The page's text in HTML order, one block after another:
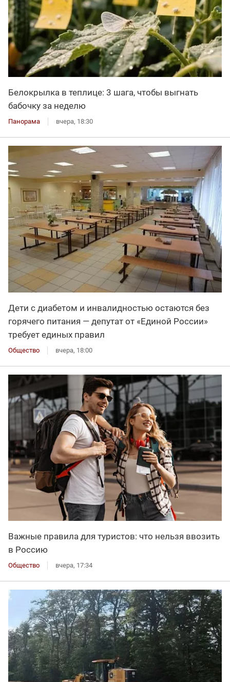
Белокрылка в теплице: 3 шага, чтобы выгнать
бабочку за неделю
Панорама вчера, 18:30
Дети с диабетом и инвалидностью остаются без
горячего питания — депутат от «Единой России»
требует единых правил
Общество вчера, 18:00
Важные правила для туристов: что нельзя ввозить
в Россию
Общество вчера, 17:34